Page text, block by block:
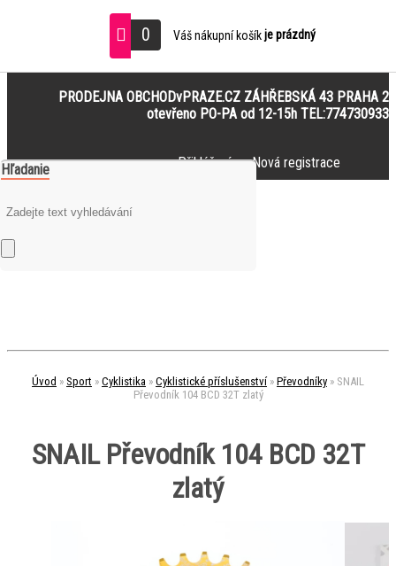
PRODEJNA OBCHODvPRAZE.CZ ZÁHŘEBSKÁ 43 PRAHA 2
otevřeno PO-PA od 12-15h TEL:774730933
Přihlášení Nová registrace
Hľadanie
0 Váš nákupní košíkje prázdný
Úvod » Sport » Cyklistika » Cyklistické příslušenství » Převodníky » SNAIL
Převodník 104 BCD 32T zlatý
SNAIL Převodník 104 BCD 32T
zlatý